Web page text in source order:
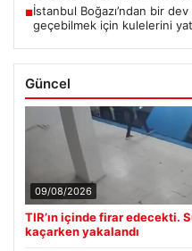
■İstanbul Boğazı’ndan bir
geçebilmek için kulelerini
Güncel
09/08/2026
TIR’ın içinde firar edecekti.
kaçarken yakalandı